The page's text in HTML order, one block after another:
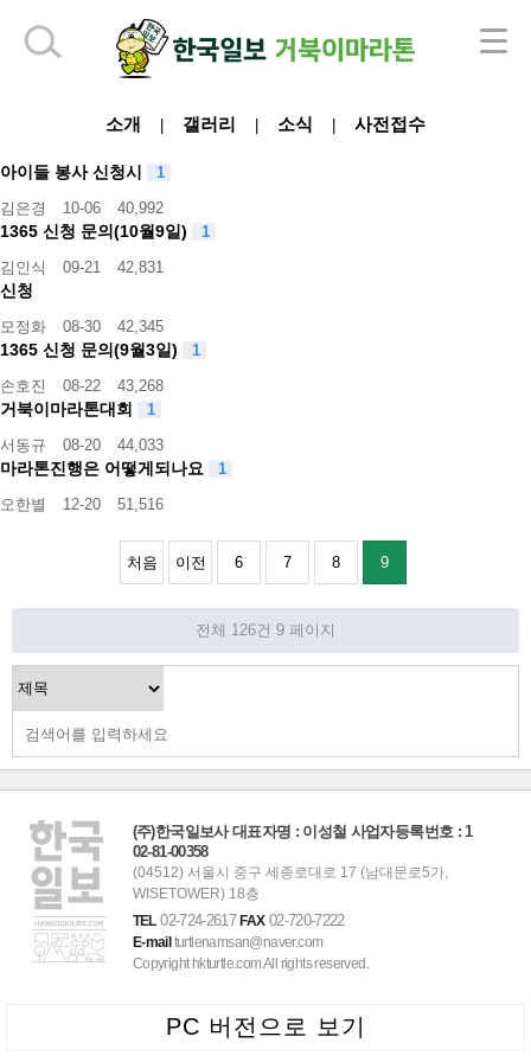
소개 갤러리 소식 사전접수
아이들 봉사 신청시
1
김은경
10-06 40,992
1365 신청 문의(10월9일)
1
김인식
09-21 42,831
신청
모정화 08-30 42,345
1365 신청 문의(9월3일)
1
손호진
08-22 43,268
거북이마라톤대회
1
서동규
08-20 44,033
마라톤진행은 어떻게되나요
1
오한별
12-20 51,516
처음 이전 6 7 8 9
전체 126건 9 페이지
하단 영역
(주)한국일보사 대표자명 : 이성철 사업자등록번호 : 1
02-81-00358
(04512) 서울시 중구 세종로대로 17 (남대문로5가,
WISETOWER) 18층
TEL02-724-2617FAX02-720-7222
E-mail turtlenamsan@naver.com
Copyright hkturtle.com All rights reserved.
PC 버전으로 보기